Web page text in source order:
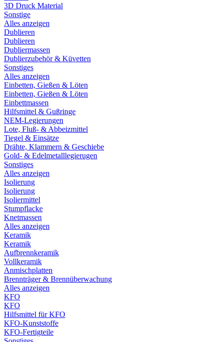
3D Druck Material
Sonstige
Alles anzeigen
Dublieren
Dublieren
Dubliermassen
Dublierzubehör & Küvetten
Sonstiges
Alles anzeigen
Einbetten, Gießen & Löten
Einbetten, Gießen & Löten
Einbettmassen
Hilfsmittel & Gußringe
NEM-Legierungen
Lote, Fluß- & Abbeizmittel
Tiegel & Einsätze
Drähte, Klammern & Geschiebe
Gold- & Edelmetalllegierugen
Sonstiges
Alles anzeigen
Isolierung
Isolierung
Isoliermittel
Stumpflacke
Knetmassen
Alles anzeigen
Keramik
Keramik
Aufbrennkeramik
Vollkeramik
Anmischplatten
Brennträger & Brennüberwachung
Alles anzeigen
KFO
KFO
Hilfsmittel für KFO
KFO-Kunststoffe
KFO-Fertigteile